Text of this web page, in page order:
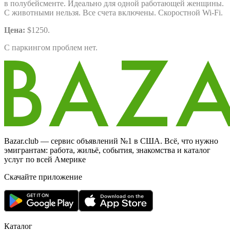
в полубейсменте. Идеально для одной работающей женщины.
С животными нельзя. Все счета включены. Скоростной Wi-Fi.
Цена: $1250.
С паркингом проблем нет.
Bazar.club — сервис объявлений №1 в США. Всё, что нужно
эмигрантам: работа, жильё, события, знакомства и каталог
услуг по всей Америке
Скачайте приложение
Каталог